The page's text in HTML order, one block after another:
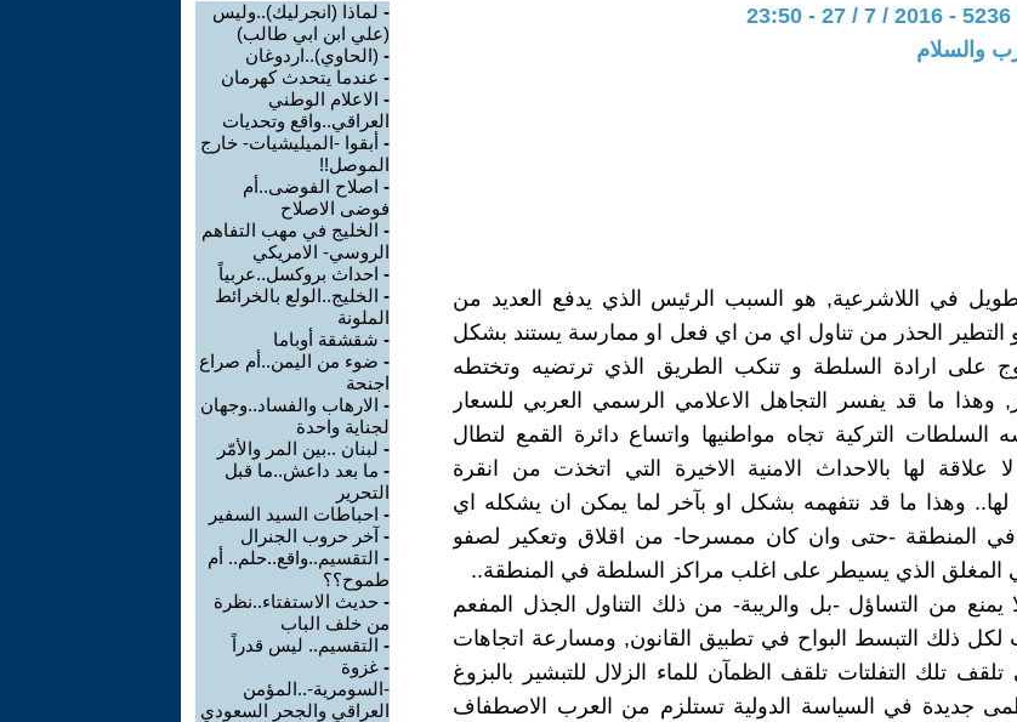
والسلام
في اللاشرعية, هو السبب الرئيس الذي يدفع العديد من
التطير الحذر من تناول اي من اي فعل او ممارسة يستند بشكل
على ارادة السلطة و تنكب الطريق الذي ترتضيه وتختطه
وهذا ما قد يفسر التجاهل الاعلامي الرسمي العربي للسعار
السلطات التركية تجاه مواطنيها واتساع دائرة القمع لتطال
علاقة لها بالاحداث الامنية الاخيرة التي اتخذت من انقرة
وهذا ما قد نتفهمه بشكل او بآخر لما يمكن ان يشكله اي
في المنطقة -حتى وان كان ممسرحا- من اقلاق وتعكير لصفو
المغلق الذي يسيطر على اغلب مراكز السلطة في المنطقة..
يمنع من التساؤل -بل والريبة- من ذلك التناول الجذل المفعم
لكل ذلك التبسط البواح في تطبيق القانون, ومسارعة اتجاهات
تلقف تلك التفلتات تلقف الظمآن للماء الزلال للتبشير بالبزوغ
جديدة في السياسة الدولية تستلزم من العرب الاصطفاف
- لماذا (انجرليك)..وليس
(علي ابن ابي طالب)
- (الحاوي)..اردوغان
- عندما يتحدث كهرمان
- الاعلام الوطني
العراقي..واقع وتحديات
- أبقوا -الميليشيات- خارج
الموصل!!
- اصلاح الفوضى..أم
فوضى الاصلاح
- الخليج في مهب التفاهم
الروسي- الامريكي
- احداث بروكسل..عربياً
- الخليج..الولع بالخرائط
الملونة
- شقشقة أوباما
- ضوء من اليمن..أم صراع
اجنحة
- الارهاب والفساد..وجهان
لجناية واحدة
- لبنان ..بين المر والأمّر
- ما بعد داعش..ما قبل
التحرير
- احباطات السيد السفير
- آخر حروب الجنرال
- التقسيم..واقع..حلم.. أم
طموح؟؟
- حديث الاستفتاء..نظرة
من خلف الباب
- التقسيم.. ليس قدراً
- غزوة
-السومرية-..المؤمن
العراقي والجحر السعودي